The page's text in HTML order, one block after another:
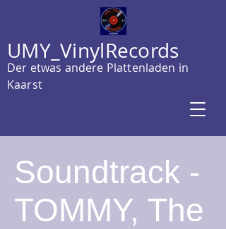
UMY_VinylRecords
Der etwas andere Plattenladen in
Kaarst
Soundtrack -
TOMMY, The